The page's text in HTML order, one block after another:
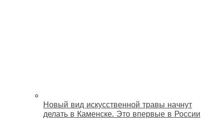
Новый вид искусственной травы начнут
делать в Каменске. Это впервые в России